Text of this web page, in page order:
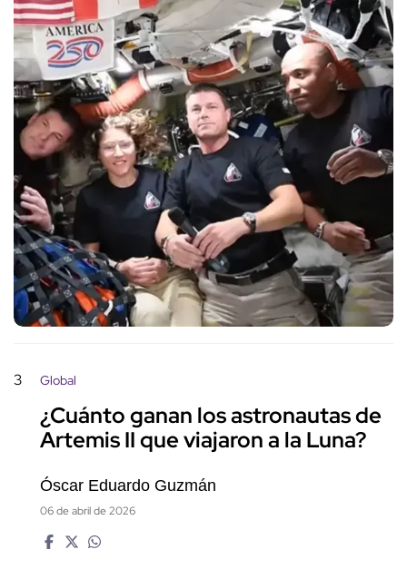
3 Global
¿Cuánto ganan los astronautas de
Artemis II que viajaron a la Luna?
Óscar Eduardo Guzmán
06 de abril de 2026